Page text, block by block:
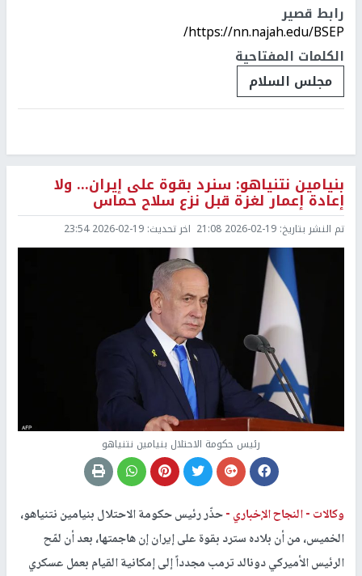
رابط قصير
https://nn.najah.edu/BSEP/
الكلمات المفتاحية
مجلس السلام
بنيامين نتنياهو: سنرد بقوة على إيران… ولا
إعادة إعمار لغزة قبل نزع سلاح حماس
تم النشر بتاريخ: 2026-02-19 21:08 اخر تحديث: 2026-02-19 23:54
رئيس حكومة الاحتلال بنيامين نتنياهو
وكالات -النجاح الإخباري -حذّر رئيس حكومة الاحتلال بنيامين نتنياهو،
الخميس، من أن بلاده سترد بقوة على إيران إن هاجمتها، بعد أن لمّح
الرئيس الأميركي دونالد ترمب مجدداً إلى إمكانية القيام بعمل عسكري